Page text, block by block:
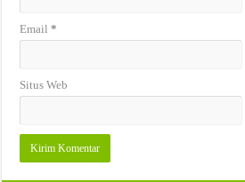
Email*
Situs Web